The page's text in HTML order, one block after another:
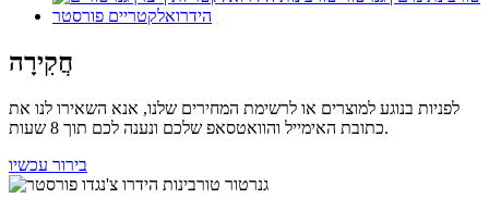
חֲקִירָה
לפניות בנוגע למוצרים או לרשימת המחירים שלנו, אנא השאירו לנו את
כתובת האימייל והוואטסאפ שלכם ונענה לכם תוך 8 שעות.
בירור עכשיו